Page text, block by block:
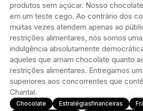
produtos sem açúcar. Nosso
em um teste cego. Ao contrário dos
muitas vezes atendem apenas ao
restrições alimentares, nós somos
indulgência absolutamente
aqueles que amam chocolate quanto
restrições alimentares. Entregamos
superiores aos concorrentes que
Chantal.
Chocolate Estratégiasfinanceiras